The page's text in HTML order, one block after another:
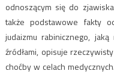
odnoszącym się do
także podstawowe fakty
judaizmu rabinicznego,
źródłami, opisuje
choćby w celach